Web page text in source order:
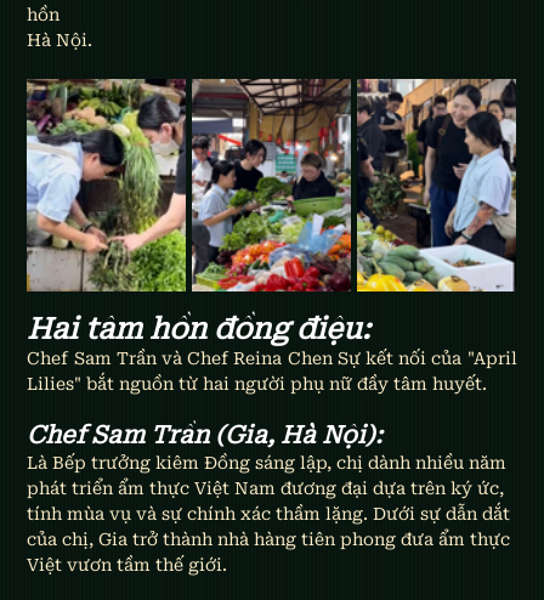
hồn
Hà Nội.
Hai tâm hồn đồng điệu:
Chef Sam Trần và Chef Reina Chen Sự kết nối của "April
Lilies" bắt nguồn từ hai người phụ nữ đầy tâm huyết.
Chef Sam Trần (Gia, Hà Nội):
Là Bếp trưởng kiêm Đồng sáng lập, chị dành nhiều năm
phát triển ẩm thực Việt Nam đương đại dựa trên ký ức,
tính mùa vụ và sự chính xác thầm lặng. Dưới sự dẫn dắt
của chị, Gia trở thành nhà hàng tiên phong đưa ẩm thực
Việt vươn tầm thế giới.